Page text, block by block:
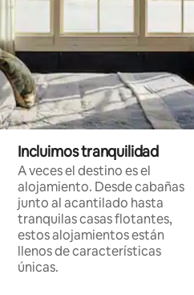
Incluimos tranquilidad
A veces el destino es el
alojamiento. Desde cabañas
junto al acantilado hasta
tranquilas casas flotantes,
estos alojamientos están
llenos de características
únicas.